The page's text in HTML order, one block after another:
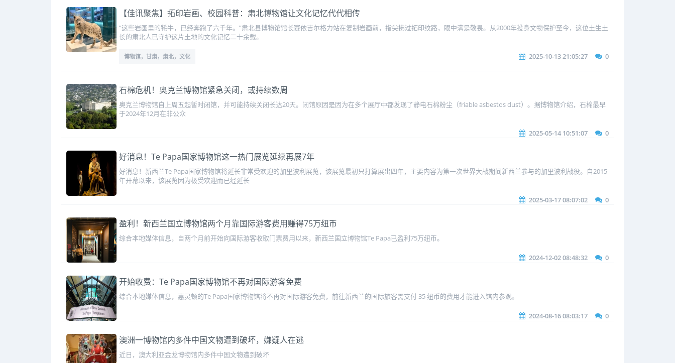
【佳讯聚焦】拓印岩画、校园科普：肃北博物馆让文化记忆代代相传
“这些岩画里的牦牛，已经奔跑了六千年。”肃北县博物馆馆长赛依吉尔格力站在复制岩画前，指尖拂过拓印纹路，眼中满是敬畏。从2000年投身文物保护至今，这位土生土
长的肃北人已守护这片土地的文化记忆二十余载。
博物馆，甘肃，肃北，文化 2025-10-13 21:05:27 0
石棉危机！奥克兰博物馆紧急关闭，或持续数周
奥克兰博物馆自上周五起暂时闭馆，并可能持续关闭长达20天。闭馆原因是因为在多个展厅中都发现了静电石棉粉尘（friable asbestos dust）。据博物馆介绍，石棉最早
于2024年12月在非公众
2025-05-14 10:51:07 0
好消息！Te Papa国家博物馆这一热门展览延续再展7年
好消息！新西兰Te Papa国家博物馆将延长非常受欢迎的加里波利展览，该展览最初只打算展出四年，主要内容为第一次世界大战期间新西兰参与的加里波利战役。自2015
年开幕以来，该展览因为极受欢迎而已经延长
2025-03-17 08:07:02 0
盈利！新西兰国立博物馆两个月靠国际游客费用赚得75万纽币
综合本地媒体信息，自两个月前开始向国际游客收取门票费用以来，新西兰国立博物馆Te Papa已盈利75万纽币。
2024-12-02 08:48:32 0
开始收费：Te Papa国家博物馆不再对国际游客免费
综合本地媒体信息，惠灵顿的Te Papa国家博物馆将不再对国际游客免费，前往新西兰的国际旅客需支付 35 纽币的费用才能进入馆内参观。
2024-08-16 08:03:17 0
澳洲一博物馆内多件中国文物遭到破坏，嫌疑人在逃
近日，澳大利亚金龙博物馆内多件中国文物遭到破坏